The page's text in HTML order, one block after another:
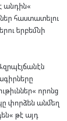
անդին«
հաստատելու
երբեմնի
որոնց
փորձեն անմեղ
թէ այդ